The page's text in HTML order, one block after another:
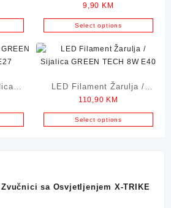
8W
GREEN TECH 9W sa
Senzorom Pokreta
9,90 KM
Select options
LED Filament Žarulja /
Sijalica GREEN TECH 8W
E40
110,90 KM
Select options
sa Osvjetljenjem X-TRIKE